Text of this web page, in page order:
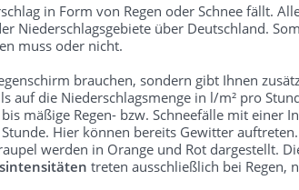
in Form von Regen oder Schnee fällt.
Niederschlagsgebiete über Deutschland.
muss oder nicht.
brauchen, sondern gibt Ihnen
die Niederschlagsmenge in l/m² pro
mäßige Regen- bzw. Schneefälle mit einer
Hier können bereits Gewitter
werden in Orange und Rot dargestellt.
treten ausschließlich bei Regen,